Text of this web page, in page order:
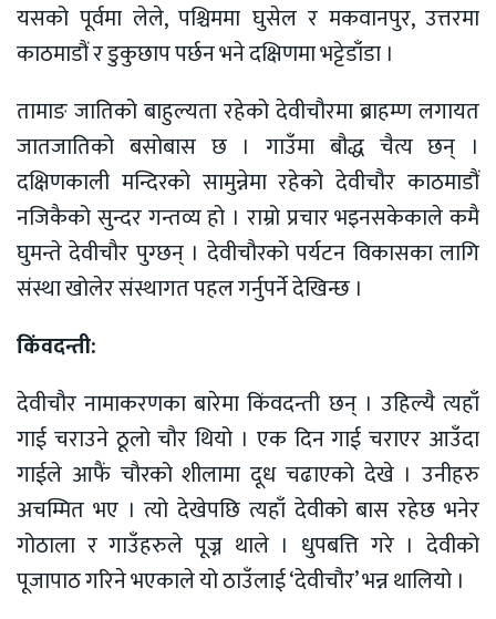
यसको पूर्वमा लेले, पश्चिममा घुसेल र मकवानपुर, उत्तरमा
काठमाडौं र डुकुछाप पर्छन भने दक्षिणमा भट्टेडाँडा ।
तामाङ जातिको बाहुल्यता रहेको देवीचौरमा ब्राहम्ण लगायत
जातजातिको बसोबास छ । गाउँमा बौद्ध चैत्य छन् ।
दक्षिणकाली मन्दिरको सामुन्नेमा रहेको देवीचौर काठमाडौं
नजिकैको सुन्दर गन्तव्य हो । राम्रो प्रचार भइनसकेकाले कमै
घुमन्ते देवीचौर पुग्छन् । देवीचौरको पर्यटन विकासका लागि
संस्था खोलेर संस्थागत पहल गर्नुपर्ने देखिन्छ ।
किंवदन्ती:
देवीचौर नामाकरणका बारेमा किंवदन्ती छन् । उहिल्यै त्यहाँ
गाई चराउने ठूलो चौर थियो । एक दिन गाई चराएर आउँदा
गाईले आफैं चौरको शीलामा दूध चढाएको देखे । उनीहरु
अचम्मित भए । त्यो देखेपछि त्यहाँ देवीको बास रहेछ भनेर
गोठाला र गाउँहरुले पूज्न थाले । धुपबत्ति गरे । देवीको
पूजापाठ गरिने भएकाले यो ठाउँलाई ‘देवीचौर’ भन्न थालियो ।